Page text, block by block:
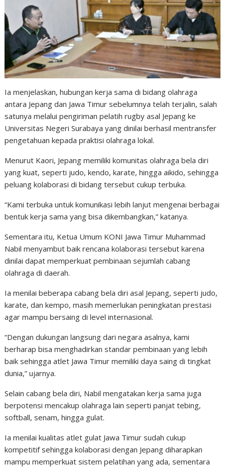
Ia menjelaskan, hubungan kerja sama di bidang olahraga
antara Jepang dan Jawa Timur sebelumnya telah terjalin, salah
satunya melalui pengiriman pelatih rugby asal Jepang ke
Universitas Negeri Surabaya yang dinilai berhasil mentransfer
pengetahuan kepada praktisi olahraga lokal.
Menurut Kaori, Jepang memiliki komunitas olahraga bela diri
yang kuat, seperti judo, kendo, karate, hingga aikido, sehingga
peluang kolaborasi di bidang tersebut cukup terbuka.
“Kami terbuka untuk komunikasi lebih lanjut mengenai berbagai
bentuk kerja sama yang bisa dikembangkan,” katanya.
Sementara itu, Ketua Umum KONI Jawa Timur Muhammad
Nabil menyambut baik rencana kolaborasi tersebut karena
dinilai dapat memperkuat pembinaan sejumlah cabang
olahraga di daerah.
Ia menilai beberapa cabang bela diri asal Jepang, seperti judo,
karate, dan kempo, masih memerlukan peningkatan prestasi
agar mampu bersaing di level internasional.
“Dengan dukungan langsung dari negara asalnya, kami
berharap bisa menghadirkan standar pembinaan yang lebih
baik sehingga atlet Jawa Timur memiliki daya saing di tingkat
dunia,” ujarnya.
Selain cabang bela diri, Nabil mengatakan kerja sama juga
berpotensi mencakup olahraga lain seperti panjat tebing,
softball, senam, hingga gulat.
Ia menilai kualitas atlet gulat Jawa Timur sudah cukup
kompetitif sehingga kolaborasi dengan Jepang diharapkan
mampu memperkuat sistem pelatihan yang ada, sementara